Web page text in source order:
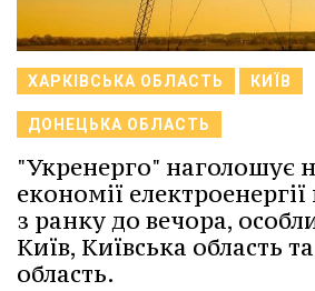
ХАРКІВСЬКА ОБЛАСТЬ КИЇВ
ДОНЕЦЬКА ОБЛАСТЬ
"Укренерго" наголошує
економії
з ранку до вечора,
Київ, Київська область
область.